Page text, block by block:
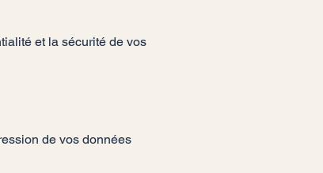
et la sécurité de vos
de vos données